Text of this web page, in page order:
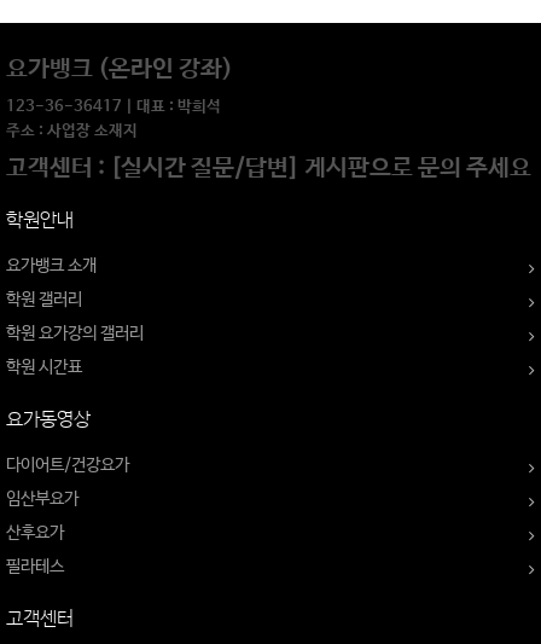
요가뱅크 (온라인 강좌)
123-36-36417 | 대표 : 박희석
주소 : 사업장 소재지
고객센터 : [실시간 질문/답변] 게시판으로 문의 주세요
학원안내
요가뱅크 소개
학원 갤러리
학원 요가강의 갤러리
학원 시간표
요가동영상
다이어트/건강요가
임산부요가
산후요가
필라테스
고객센터